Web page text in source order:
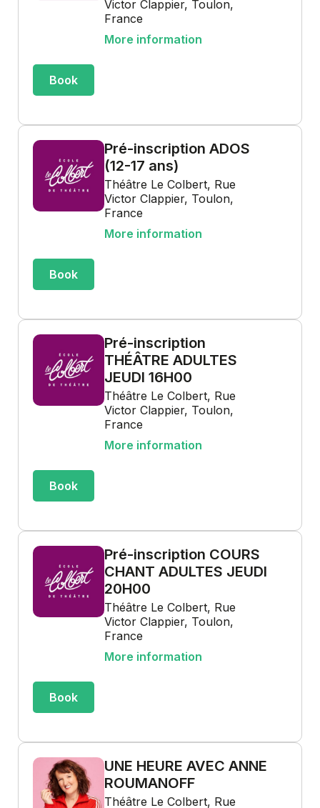
Victor Clappier, Toulon,
France
More information
Book
Pré-inscription ADOS
(12-17 ans)
Théâtre Le Colbert, Rue
Victor Clappier, Toulon,
France
More information
Book
Pré-inscription
THÉÂTRE ADULTES
JEUDI 16H00
Théâtre Le Colbert, Rue
Victor Clappier, Toulon,
France
More information
Book
Pré-inscription COURS
CHANT ADULTES JEUDI
20H00
Théâtre Le Colbert, Rue
Victor Clappier, Toulon,
France
More information
Book
UNE HEURE AVEC ANNE
ROUMANOFF
Théâtre Le Colbert, Rue